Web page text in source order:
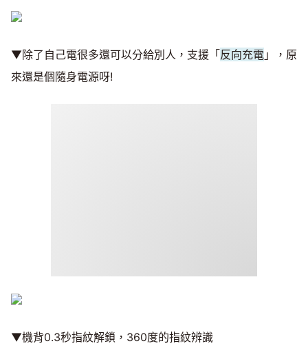
▼除了自己電很多還可以分給別人，支援「反向充電 」，原
來還是個隨身電源呀!
▼機背0.3秒指紋解鎖，360度的指紋辨識